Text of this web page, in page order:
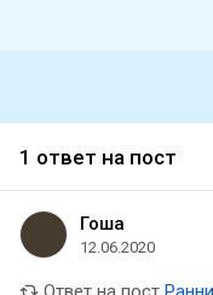
1 ответ на пост
Гоша
12.06.2020